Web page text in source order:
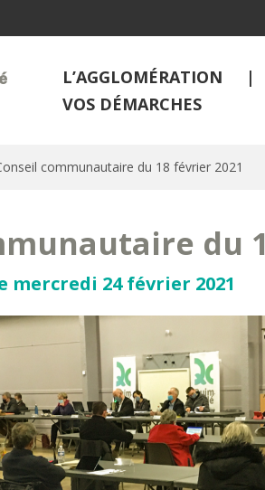
Linkedin
L’AGGLOMÉRATION
VOS DÉMARCHES
communautaire du 18 février 2021
du
mercredi 24 février 2021